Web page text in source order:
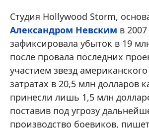
Студия Hollywood Storm,
Александром Невским в 2007
зафиксировала убыток в 19
после провала последних
участием звезд
затратах в 20,5 млн долларов
принесли лишь 1,5 млн
поставив под угрозу
производство боевиков,